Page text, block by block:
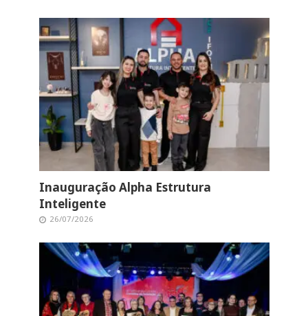
Inauguração Alpha Estrutura
Inteligente
26/07/2026